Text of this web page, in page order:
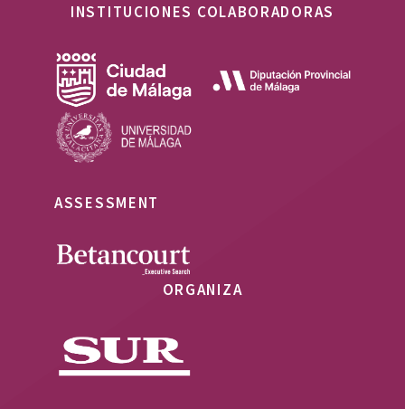
INSTITUCIONES COLABORADORAS
ASSESSMENT
ORGANIZA